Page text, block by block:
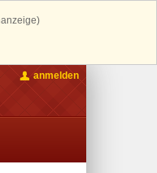
anmelden